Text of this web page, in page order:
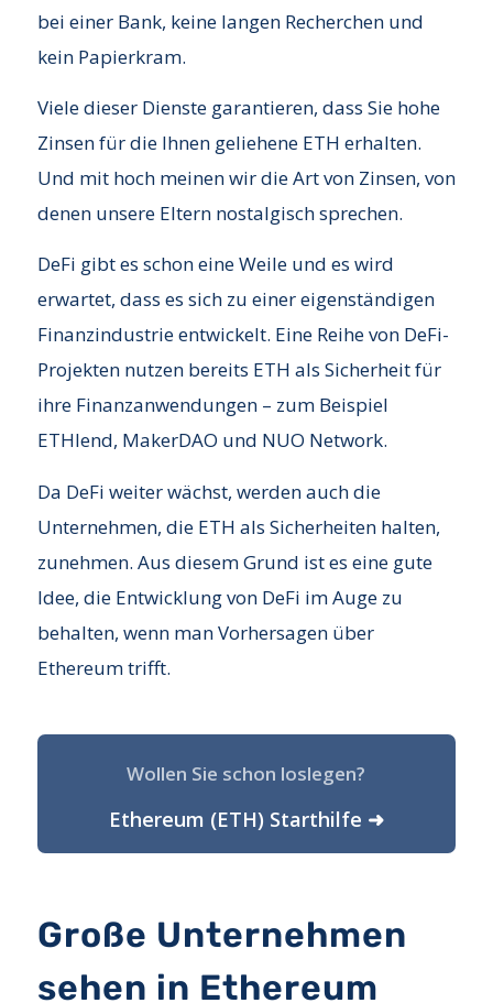
bei einer Bank, keine langen Recherchen und
kein Papierkram.
Viele dieser Dienste garantieren, dass Sie hohe
Zinsen für die Ihnen geliehene ETH erhalten.
Und mit hoch meinen wir die Art von Zinsen, von
denen unsere Eltern nostalgisch sprechen.
DeFi gibt es schon eine Weile und es wird
erwartet, dass es sich zu einer eigenständigen
Finanzindustrie entwickelt. Eine Reihe von DeFi-
Projekten nutzen bereits ETH als Sicherheit für
ihre Finanzanwendungen – zum Beispiel
ETHlend, MakerDAO und NUO Network.
Da DeFi weiter wächst, werden auch die
Unternehmen, die ETH als Sicherheiten halten,
zunehmen. Aus diesem Grund ist es eine gute
Idee, die Entwicklung von DeFi im Auge zu
behalten, wenn man Vorhersagen über
Ethereum trifft.
Wollen Sie schon loslegen?
Ethereum (ETH) Starthilfe ➜
Große Unternehmen
sehen in Ethereum